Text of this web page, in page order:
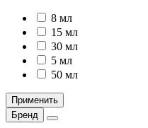
8 мл
15 мл
30 мл
5 мл
50 мл
Применить
Бренд